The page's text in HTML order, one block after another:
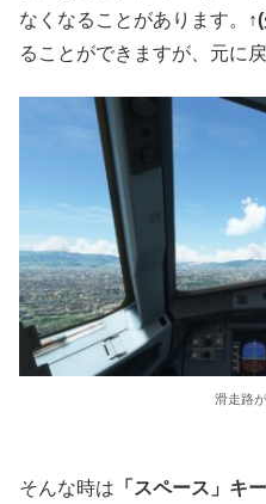
なくなることがあります。
ることができますが、元に
滑走路
そんな時は 「スペース」キー